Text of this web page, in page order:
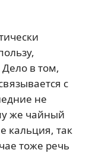
в том,
с
не
же чайный
кальция, так
тоже речь